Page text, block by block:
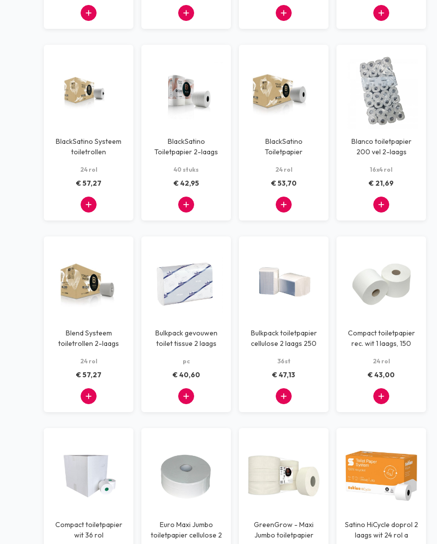
BlackSatino Systeem
toiletrollen
24 rol
€ 57,27
BlackSatino
Toiletpapier 2-laags
40 stuks
€ 42,95
BlackSatino
Toiletpapier
100 meter
24 rol
€ 53,70
Blanco toiletpapier
200 vel 2-laags
16x4 rol
€ 21,69
Blend Systeem
toiletrollen 2-laags
24 rol
€ 57,27
Bulkpack gevouwen
toilet tissue 2 laags
pc
€ 40,60
Bulkpack toiletpapier
cellulose 2 laags 250
36st
€ 47,13
Compact toiletpapier
rec. wit 1 laags, 150
24 rol
€ 43,00
Compact toiletpapier
wit 36 rol
Euro Maxi Jumbo
toiletpapier cellulose 2
GreenGrow - Maxi
Jumbo toiletpapier
Satino HiCycle doprol 2
laags wit 24 rol a